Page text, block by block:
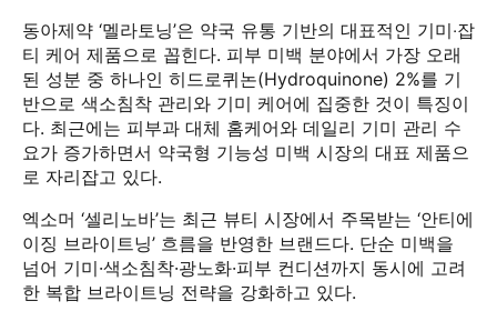
동아제약 ‘멜라토닝’은 약국 유통 기반의 대표적인 기미‧잡
티 케어 제품으로 꼽힌다. 피부 미백 분야에서 가장 오래
된 성분 중 하나인 히드로퀴논(Hydroquinone) 2%를 기
반으로 색소침착 관리와 기미 케어에 집중한 것이 특징이
다. 최근에는 피부과 대체 홈케어와 데일리 기미 관리 수
요가 증가하면서 약국형 기능성 미백 시장의 대표 제품으
로 자리잡고 있다.
엑소머 ‘셀리노바’는 최근 뷰티 시장에서 주목받는 ‘안티에
이징 브라이트닝’ 흐름을 반영한 브랜드다. 단순 미백을
넘어 기미·색소침착·광노화·피부 컨디션까지 동시에 고려
한 복합 브라이트닝 전략을 강화하고 있다.